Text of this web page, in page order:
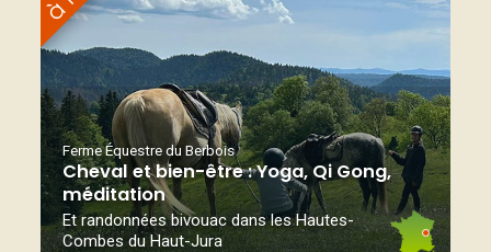
Ferme Équestre du Berbois
Cheval et bien-être : Yoga, Qi Gong,
méditation
Et randonnées bivouac dans les Hautes-
Combes du Haut-Jura